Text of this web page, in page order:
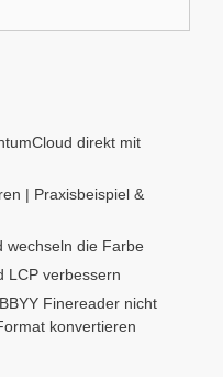
direkt mit
| Praxisbeispiel &
wechseln die Farbe
LCP verbessern
Finereader nicht
konvertieren